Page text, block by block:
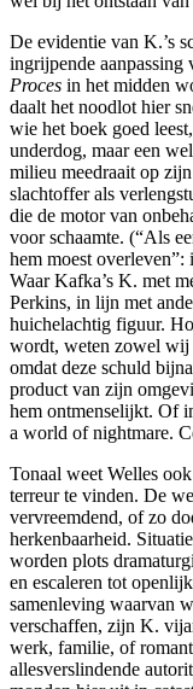
De evidentie van K.’s
ingrijpende aanpassing
Proces in het midden
daalt het noodlot hier
wie het boek goed
underdog, maar een
milieu meedraait op
slachtoffer als
die de motor van
voor schaamte. (“Als
hem moest overleven”:
Waar Kafka’s K. met
Perkins, in lijn met
huichelachtig figuur.
wordt, weten zowel wij
omdat deze schuld
product van zijn
hem ontmenselijkt. Of
a world of nightmare.
Tonaal weet Welles
terreur te vinden. De
vervreemdend, of zo
herkenbaarheid.
worden plots
en escaleren tot
samenleving waarvan
verschaffen, zijn K.
werk, familie, of
allesverslindende